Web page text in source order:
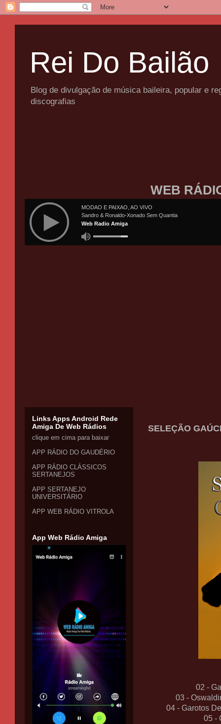
Rei Do Bailão
Blog de divulgação de música baileira, popular e
discografias
WEB
SELEÇÃO
02 -
03 -
04 - Garotos
05 -
Links Apps Android Rede
Amiga De Web Rádios
clique em cima para baixar
APP RÁDIO DO GAUDÉRIO
APP RÁDIO CLÁSSICOS
SERTANEJOS
APP SERTANEJO
UNIVERSITÁRIO
APP WEB RÁDIO VITROLA
App Web Rádio Amiga